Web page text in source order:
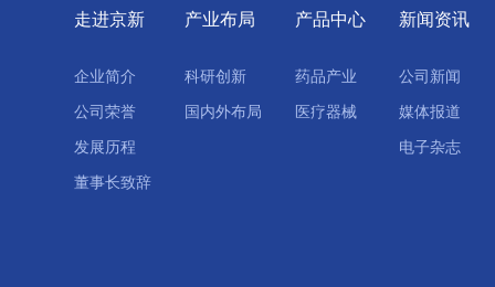
走进京新
企业简介
公司荣誉
发展历程
董事长致辞
产业布局
科研创新
国内外布局
产品中心
药品产业
医疗器械
新闻资讯
公司新闻
媒体报道
电子杂志